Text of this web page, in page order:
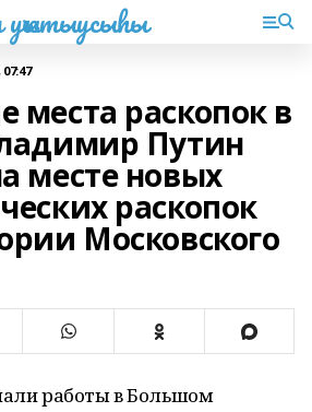
уҡытыусыһы
места раскопок в
Путин
месте новых
раскопок
Московского
работы в Большом